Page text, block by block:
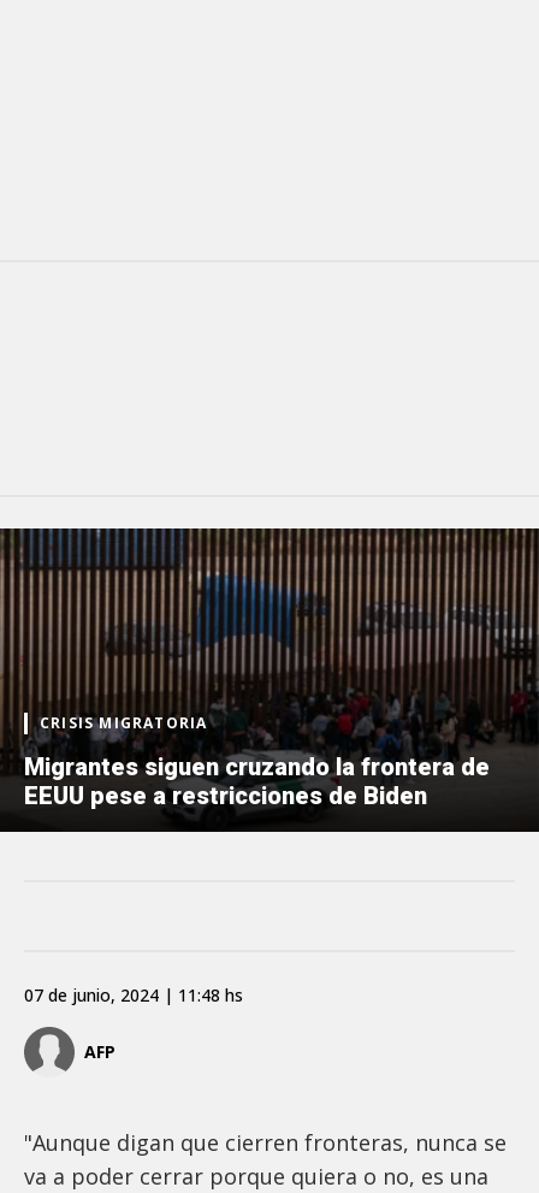
CRISIS MIGRATORIA
Migrantes siguen cruzando la frontera de
EEUU pese a restricciones de Biden
AFP
07 de junio, 2024 | 11:48 hs
"Aunque digan que cierren fronteras, nunca se
va a poder cerrar porque quiera o no, es una